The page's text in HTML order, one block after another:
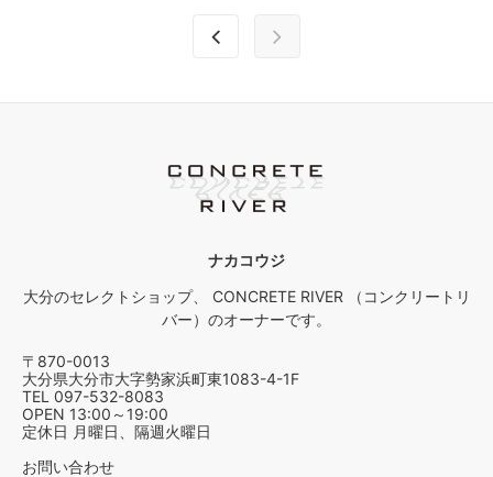
ナカコウジ
大分のセレクトショップ、 CONCRETE RIVER （コンクリートリ
バー）のオーナーです。
〒870-0013
大分県大分市大字勢家浜町東1083-4-1F
TEL 097-532-8083
OPEN 13:00～19:00
定休日 月曜日、隔週火曜日
お問い合わせ